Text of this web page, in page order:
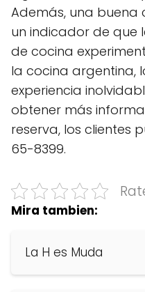
Además, una buena
un indicador de que
de cocina
la cocina argentina,
experiencia
obtener más
reserva, los clientes
65-8399.
Mira tambien:
La H es Muda